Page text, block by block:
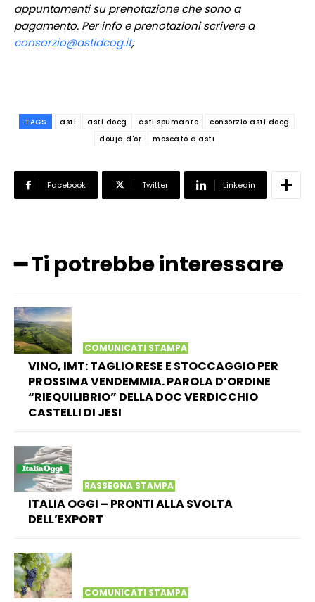
appuntamenti su prenotazione che sono a
pagamento. Per info e prenotazioni scrivere a
consorzio@astidcog.it;
TAGS asti asti docg asti spumante
consorzio asti docg
douja d'or
moscato d'asti
Facebook Twitter Linkedin
━ Ti potrebbe interessare
COMUNICATI STAMPA
VINO, IMT: TAGLIO RESE E STOCCAGGIO PER
PROSSIMA VENDEMMIA. PAROLA D’ORDINE
“RIEQUILIBRIO” DELLA DOC VERDICCHIO
CASTELLI DI JESI
RASSEGNA STAMPA
ITALIA OGGI – PRONTI ALLA SVOLTA
DELL’EXPORT
COMUNICATI STAMPA